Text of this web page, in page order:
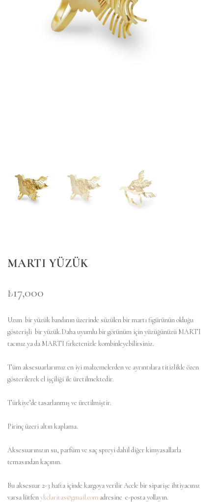
MARTI YÜZÜK
₺17,000
Uzun bir yüzük bandının üzerinde süzülen bir martı figürünün olduğu
gösterişli bir yüzük.Daha uyumlu bir görünüm için yüzüğünüzü MARTI
tacınız ya da MARTI firketenizle kombinleyebilirsiniz.
Tüm aksesuarlarımız en iyi malzemelerden ve ayrıntılara titizlikle özen
gösterilerek el işçiliği ile üretilmektedir.
Türkiye’de tasarlanmış ve üretilmiştir.
Pirinç üzeri altın kaplama.
Aksesuarınızın su, parfüm ve saç spreyi dahil diğer kimyasallarla
temasından kaçının.
Bu aksesuar 2-3 hafta içinde kargoya verilirAcele bir siparişe ihtiyacınız
varsa lütfenykclaritas@gmail.com adresine e-posta yollayın.